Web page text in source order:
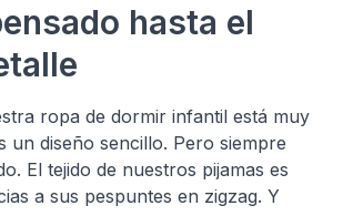
hasta el
ropa de dormir infantil está muy
un diseño sencillo. Pero siempre
El tejido de nuestros pijamas es
a sus pespuntes en zigzag. Y